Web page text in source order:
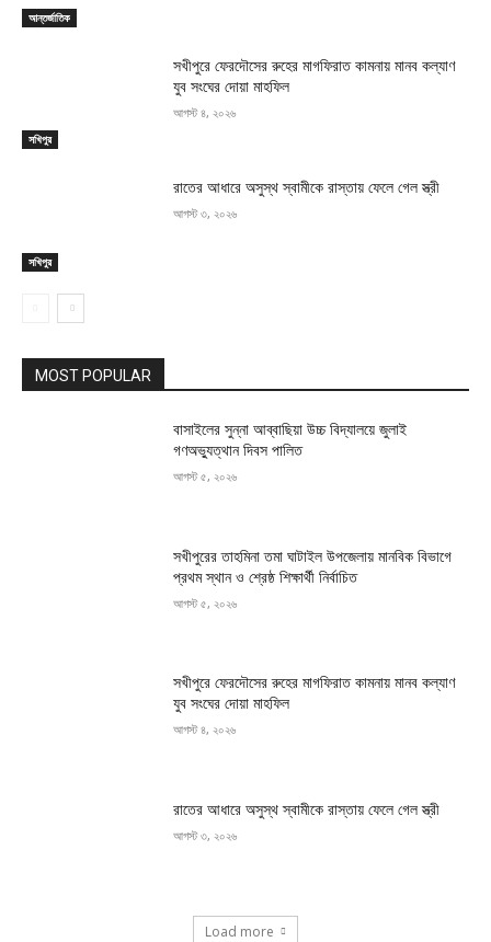
আন্তর্জাতিক
সখিপুর
সখীপুরে ফেরদৌসের রুহের মাগফিরাত কামনায় মানব কল্যাণ
যুব সংঘের দোয়া মাহফিল
আগস্ট ৪, ২০২৬
সখিপুর
রাতের আধারে অসুস্থ স্বামীকে রাস্তায় ফেলে গেল স্ত্রী
আগস্ট ৩, ২০২৬
MOST POPULAR
বাসাইলের সুন্না আব্বাছিয়া উচ্চ বিদ্যালয়ে জুলাই
গণঅভ্যুত্থান দিবস পালিত
আগস্ট ৫, ২০২৬
সখীপুরের তাহমিনা তমা ঘাটাইল উপজেলায় মানবিক বিভাগে
প্রথম স্থান ও শ্রেষ্ঠ শিক্ষার্থী নির্বাচিত
আগস্ট ৫, ২০২৬
সখীপুরে ফেরদৌসের রুহের মাগফিরাত কামনায় মানব কল্যাণ
যুব সংঘের দোয়া মাহফিল
আগস্ট ৪, ২০২৬
রাতের আধারে অসুস্থ স্বামীকে রাস্তায় ফেলে গেল স্ত্রী
আগস্ট ৩, ২০২৬
Load more